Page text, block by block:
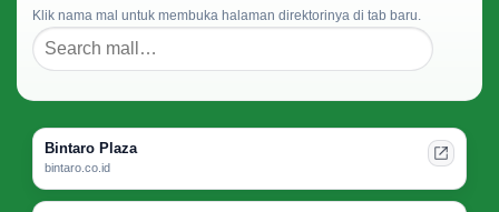
Klik nama mal untuk membuka halaman direktorinya di tab baru.
Bintaro Plaza
bintaro.co.id